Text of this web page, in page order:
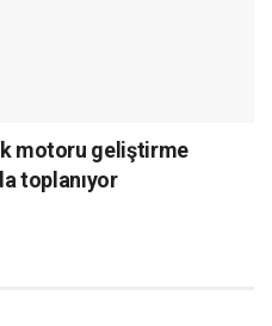
motoru geliştirme
toplanıyor